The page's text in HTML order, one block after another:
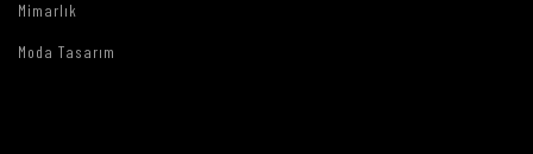
Mimarlık
Moda Tasarım